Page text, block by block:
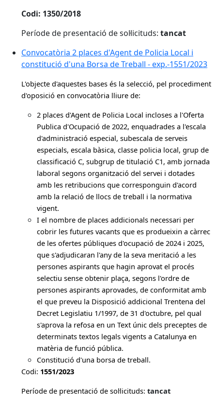
Codi: 1350/2018
Període de presentació de sol·licituds: tancat
Convocatòria 2 places d'Agent de Policia Local i
constitució d'una Borsa de Treball - exp.-1551/2023
L'objecte d'aquestes bases és la selecció, pel procediment
d'oposició en convocatòria lliure de:
2 places d'Agent de Policia Local incloses a l'Oferta
Publica d'Ocupació de 2022, enquadrades a l'escala
d'administració especial, subescala de serveis
especials, escala bàsica, classe policia local, grup de
classificació C, subgrup de titulació C1, amb jornada
laboral segons organització del servei i dotades
amb les retribucions que corresponguin d'acord
amb la relació de llocs de treball i la normativa
vigent.
I el nombre de places addicionals necessari per
cobrir les futures vacants que es produeixin a càrrec
de les ofertes públiques d'ocupació de 2024 i 2025,
que s'adjudicaran l'any de la seva meritació a les
persones aspirants que hagin aprovat el procés
selectiu sense obtenir plaça, segons l'ordre de
persones aspirants aprovades, de conformitat amb
el que preveu la Disposició addicional Trentena del
Decret Legislatiu 1/1997, de 31 d'octubre, pel qual
s'aprova la refosa en un Text únic dels preceptes de
determinats textos legals vigents a Catalunya en
matèria de funció pública.
Constitució d'una borsa de treball.
Codi: 1551/2023
Període de presentació de sol·licituds: tancat